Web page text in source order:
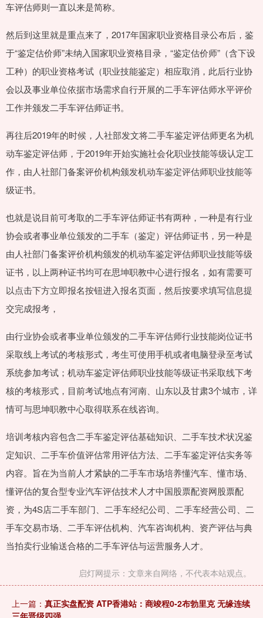
车评估师则一直以来是简称。
然后到这里就是重点来了，2017年国家职业资格目录公布后，鉴
于“鉴定估价师”未纳入国家职业资格目录，“鉴定估价师”（含下设
工种）的职业资格考试（职业技能鉴定）相应取消，此后行业协
会以及事业单位依据市场需求自行开展的二手车评估师水平评价
工作并颁发二手车评估师证书。
再往后2019年的时候，人社部发文将二手车鉴定评估师更名为机
动车鉴定评估师，于2019年开始实施社会化职业技能等级认定工
作，由人社部门备案评价机构颁发机动车鉴定评估师职业技能等
级证书。
也就是说目前可考取的二手车评估师证书有两种，一种是有行业
协会或者事业单位颁发的二手车（鉴定）评估师证书，另一种是
由人社部门备案评价机构颁发的机动车鉴定评估师职业技能等级
证书，以上两种证书均可在思坤职教中心进行报名，如有需要可
以点击下方立即报名按钮进入报名页面，然后按要求填写信息提
交完成报考，
由行业协会或者事业单位颁发的二手车评估师行业技能岗位证书
采取线上考试的考核形式，考生可使用手机或者电脑登录至考试
系统参加考试；机动车鉴定评估师职业技能等级证书采取线下考
核的考核形式，目前考试地点有河南、山东以及甘肃3个城市，详
情可与思坤职教中心取得联系在线咨询。
培训考核内容包含二手车鉴定评估基础知识、二手车技术状况鉴
定知识、二手车价值评估常用评估方法、二手车鉴定评估实务等
内容。旨在为当前人才紧缺的二手车市场培养懂汽车、懂市场、
懂评估的复合型专业汽车评估技术人才中国股票配资网股票配
资，为4S店二手车部门、二手车经纪公司、二手车经营公司、二
手车交易市场、二手车评估机构、汽车咨询机构、资产评估与典
当拍卖行业输送合格的二手车评估与运营服务人才。
启灯网提示：文章来自网络，不代表本站观点。
上一篇： 真正实盘配资 ATP香港站：商竣程0-2布勃里克 无缘连续